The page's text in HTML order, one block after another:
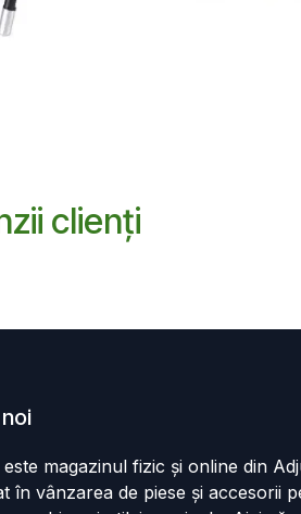
clienți
magazinul fizic și online din
în vânzarea de piese și accesorii